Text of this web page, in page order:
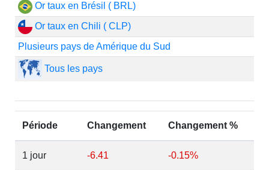
Or taux en Brésil ( BRL)
Or taux en Chili ( CLP)
Plusieurs pays de Amérique du Sud
Tous les pays
Période Changement Changement %
1 jour -6.41 -0.15%